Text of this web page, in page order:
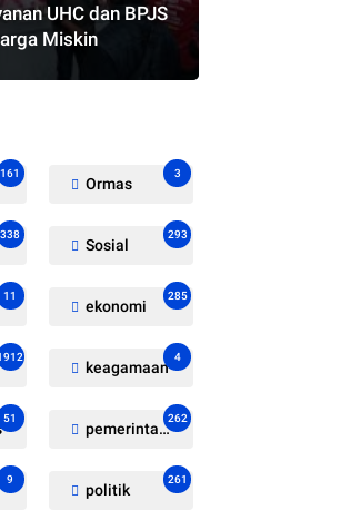
UHC dan BPJS
Miskin
161
Ormas
3
338
Sosial
293
11
ekonomi
285
keagamaan
4
51
pemerintahan
262
9
politik
261